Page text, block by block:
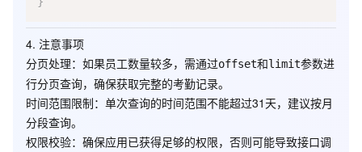
4. 注意事项
分页处理：如果员工数量较多，需通过offset和limit参数进
行分页查询，确保获取完整的考勤记录。
时间范围限制：单次查询的时间范围不能超过31天，建议按月
分段查询。
权限校验：确保应用已获得足够的权限，否则可能导致接口调